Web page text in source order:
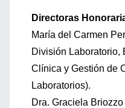
Directoras
María del Carmen
División Laboratorio,
Clínica y Gestión de
Laboratorios).
Dra. Graciela